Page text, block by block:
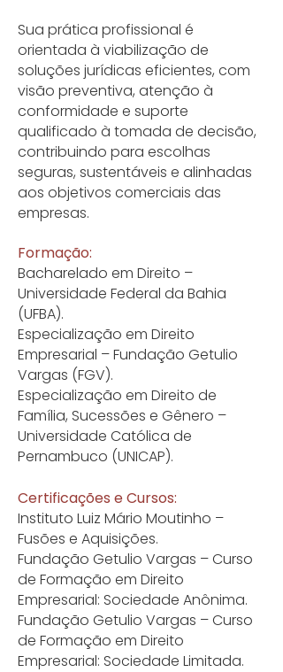
Sua prática profissional é
orientada à viabilização de
soluções jurídicas eficientes, com
visão preventiva, atenção à
conformidade e suporte
qualificado à tomada de decisão,
contribuindo para escolhas
seguras, sustentáveis e alinhadas
aos objetivos comerciais das
empresas.
Formação:
Bacharelado em Direito –
Universidade Federal da Bahia
(UFBA).
Especialização em Direito
Empresarial – Fundação Getulio
Vargas (FGV).
Especialização em Direito de
Família, Sucessões e Gênero –
Universidade Católica de
Pernambuco (UNICAP).
Certificações e Cursos:
Instituto Luiz Mário Moutinho –
Fusões e Aquisições.
Fundação Getulio Vargas – Curso
de Formação em Direito
Empresarial: Sociedade Anônima.
Fundação Getulio Vargas – Curso
de Formação em Direito
Empresarial: Sociedade Limitada.